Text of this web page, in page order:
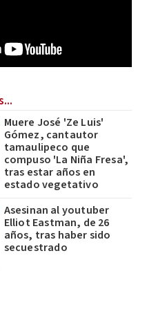
Muere José 'Ze Luis'
Gómez, cantautor
tamaulipeco que
compuso 'La Niña Fresa',
tras estar años en
estado vegetativo
Asesinan al youtuber
Elliot Eastman, de 26
años, tras haber sido
secuestrado